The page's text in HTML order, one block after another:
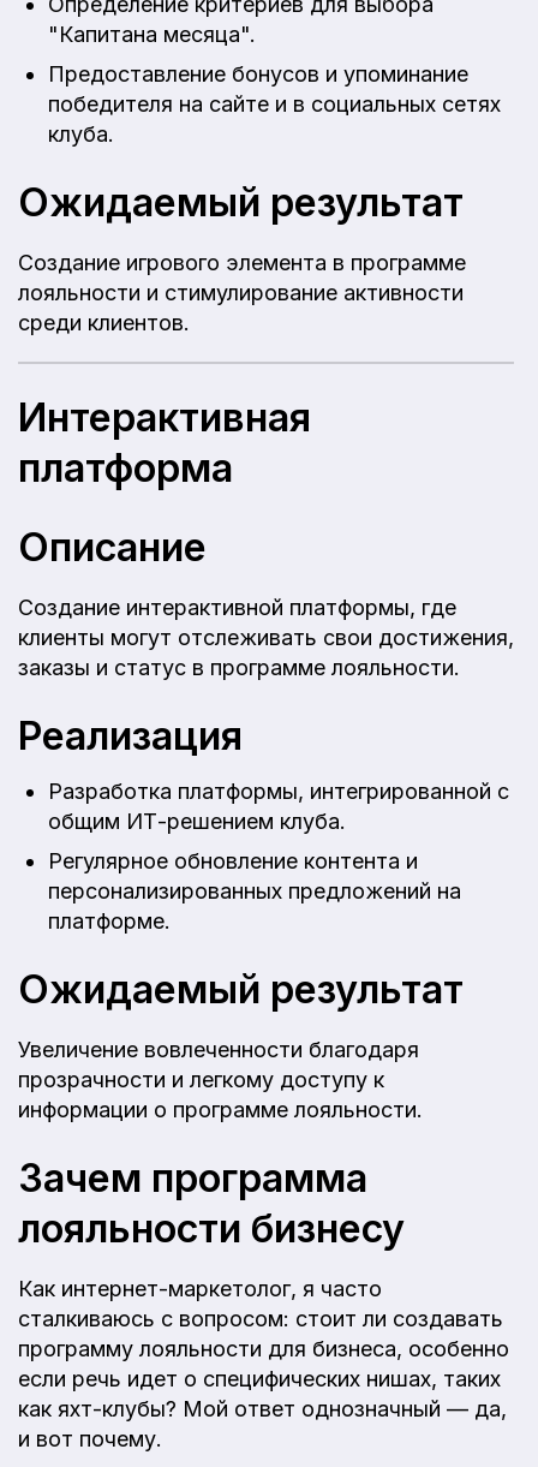
"Капитана месяца".
Предоставление бонусов и упоминание
победителя на сайте и в социальных сетях
клуба.
Ожидаемый результат
Создание игрового элемента в программе
лояльности и стимулирование активности
среди клиентов.
Интерактивная
платформа
Описание
Создание интерактивной платформы, где
клиенты могут отслеживать свои достижения,
заказы и статус в программе лояльности.
Реализация
Разработка платформы, интегрированной с
общим ИТ-решением клуба.
Регулярное обновление контента и
персонализированных предложений на
платформе.
Ожидаемый результат
Увеличение вовлеченности благодаря
прозрачности и легкому доступу к
информации о программе лояльности.
Зачем программа
лояльности бизнесу
Как интернет-маркетолог, я часто
сталкиваюсь с вопросом: стоит ли создавать
программу лояльности для бизнеса, особенно
если речь идет о специфических нишах, таких
как яхт-клубы? Мой ответ однозначный — да,
и вот почему.